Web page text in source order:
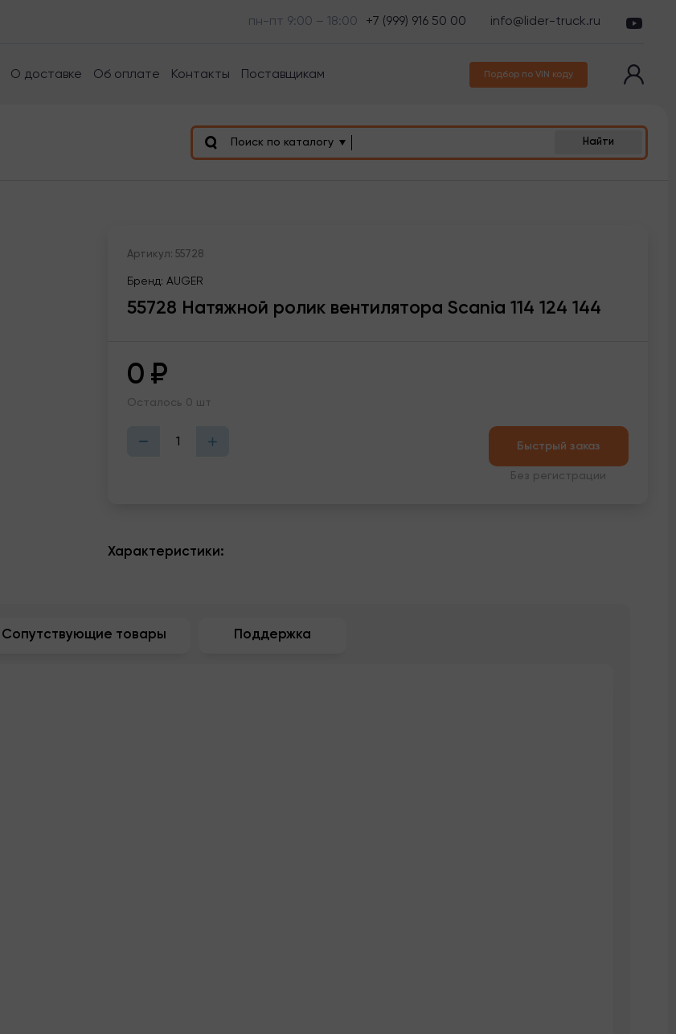
пн-пт 9:00 – 18:00 +7 (999) 916 50 00 info@lider-truck.ru
Подбор по VIN коду
О доставке Об оплате Контакты Поставщикам
Поиск по каталогу Найти
Характеристики:
Артикул: 55728
Бренд: AUGER
55728 Натяжной ролик вентилятора Scania 114 124 144
0 ₽
Осталось 0 шт
Быстрый заказ
Без регистрации
Сопутствующие товары Поддержка